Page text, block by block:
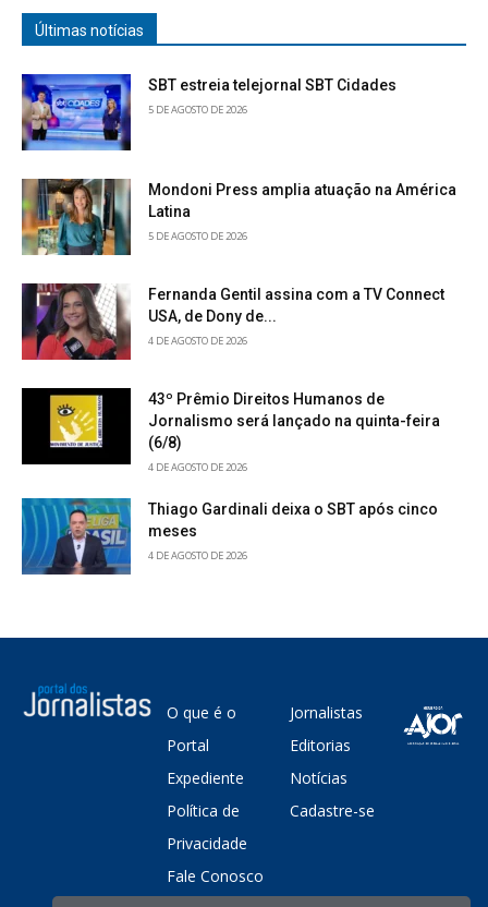
Últimas notícias
SBT estreia telejornal SBT Cidades
5 DE AGOSTO DE 2026
Mondoni Press amplia atuação na América
Latina
5 DE AGOSTO DE 2026
Fernanda Gentil assina com a TV Connect
USA, de Dony de...
4 DE AGOSTO DE 2026
43º Prêmio Direitos Humanos de
Jornalismo será lançado na quinta-feira
(6/8)
4 DE AGOSTO DE 2026
Thiago Gardinali deixa o SBT após cinco
meses
4 DE AGOSTO DE 2026
O que é o
Portal
Expediente
Política de
Privacidade
Fale Conosco
Jornalistas
Editorias
Notícias
Cadastre-se